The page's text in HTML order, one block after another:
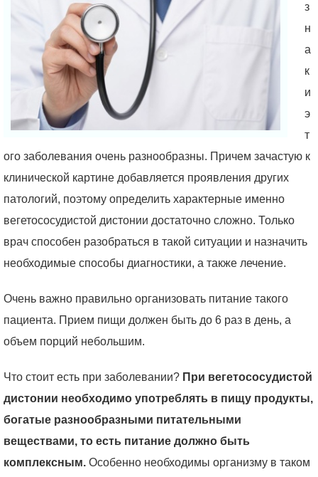
з
н
а
к
и
э
т
ого заболевания очень разнообразны. Причем зачастую к
клинической картине добавляется проявления других
патологий, поэтому определить характерные именно
вегетососудистой дистонии достаточно сложно. Только
врач способен разобраться в такой ситуации и назначить
необходимые способы диагностики, а также лечение.
Очень важно правильно организовать питание такого
пациента. Прием пищи должен быть до 6 раз в день, а
объем порций небольшим.
Что стоит есть при заболевании? При вегетососудистой
дистонии необходимо употреблять в пищу продукты,
богатые разнообразными питательными
веществами, то есть питание должно быть
комплексным. Особенно необходимы организму в таком